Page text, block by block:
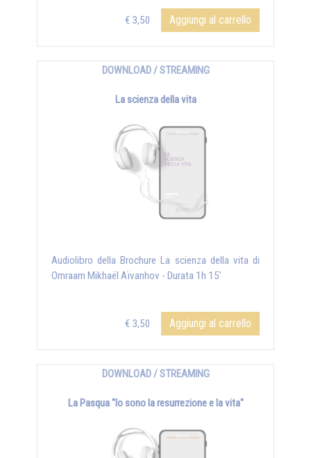
€ 3,50 Aggiungi al carrello
DOWNLOAD / STREAMING
La scienza della vita
Audiolibro della Brochure La scienza della vita di
Omraam Mikhaël Aïvanhov - Durata 1h 15'
€ 3,50 Aggiungi al carrello
DOWNLOAD / STREAMING
La Pasqua "Io sono la resurrezione e la vita"